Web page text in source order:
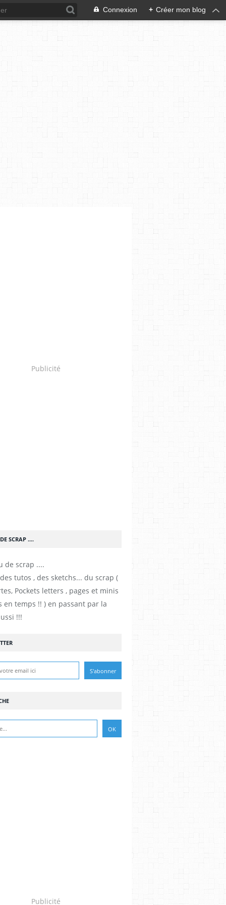
Connexion + Créer mon blog
Publicité
SCRAP ....
tutos , des sketchs... du scrap (
Pockets letters , pages et minis
en temps !! ) en passant par la
!!!
Publicité